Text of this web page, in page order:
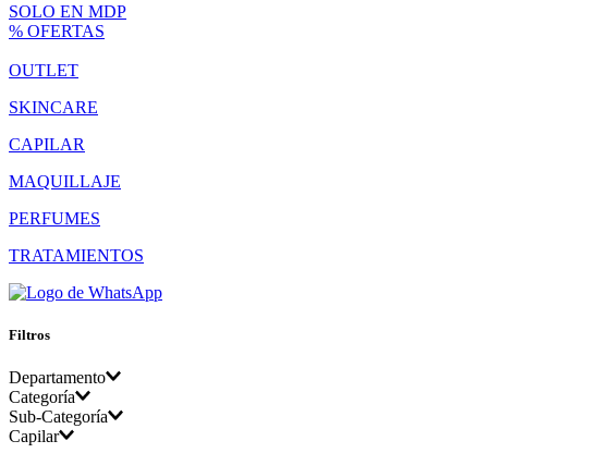
SOLO EN MDP
% OFERTAS
OUTLET
SKINCARE
CAPILAR
MAQUILLAJE
PERFUMES
TRATAMIENTOS
Filtros
Departamento
Cuidado del cabello
Categoría
Dermocapilar
Sub-Categoría
Capilar